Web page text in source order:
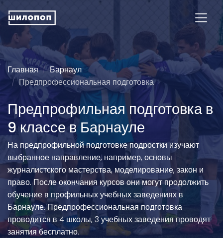
Главная
Барнаул
Предпрофессиональная подготовка
Предпрофильная подготовка в
9 классе в Барнауле
На предпрофильной подготовке подростки изучают
выбранное направление, например, основы
журналистского мастерства, моделирование, закон и
право. После окончания курсов они могут продолжить
обучение в профильных учебных заведениях в
Барнауле. Предпрофессиональная подготовка
проводится в 4 школы, 3 учебных заведения проводят
занятия бесплатно.